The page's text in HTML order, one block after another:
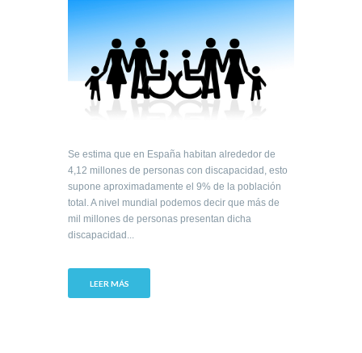
Se estima que en España habitan alrededor de
4,12 millones de personas con discapacidad, esto
supone aproximadamente el 9% de la población
total. A nivel mundial podemos decir que más de
mil millones de personas presentan dicha
discapacidad...
LEER MÁS